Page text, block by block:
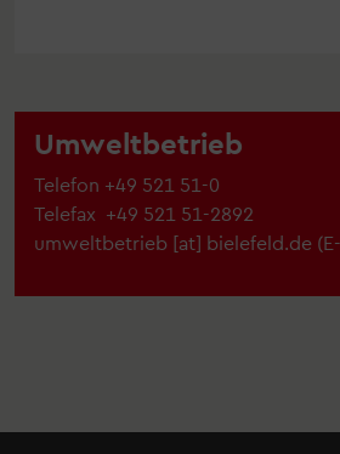
Umweltbetrieb
Telefon +49 521 51-0
Telefax +49 521 51-2892
umweltbetrieb [at] bielefeld.de (